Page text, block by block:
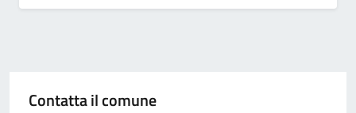
Contatta il comune